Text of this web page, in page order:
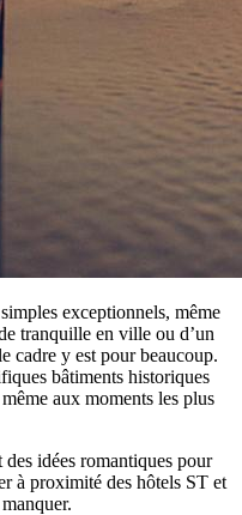
exceptionnels, même
tranquille en ville ou d’un
cadre y est pour beaucoup.
bâtiments historiques
aux moments les plus
idées romantiques pour
à proximité des hôtels ST et